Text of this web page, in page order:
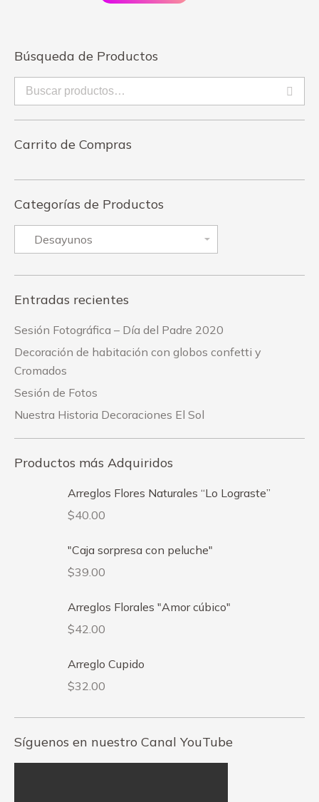
Búsqueda de Productos
Carrito de Compras
Categorías de Productos
Entradas recientes
Sesión Fotográfica – Día del Padre 2020
Decoración de habitación con globos confetti y
Cromados
Sesión de Fotos
Nuestra Historia Decoraciones El Sol
Productos más Adquiridos
Arreglos Flores Naturales “Lo Lograste”
$40.00
"Caja sorpresa con peluche"
$39.00
Arreglos Florales "Amor cúbico"
$42.00
Arreglo Cupido
$32.00
Síguenos en nuestro Canal YouTube